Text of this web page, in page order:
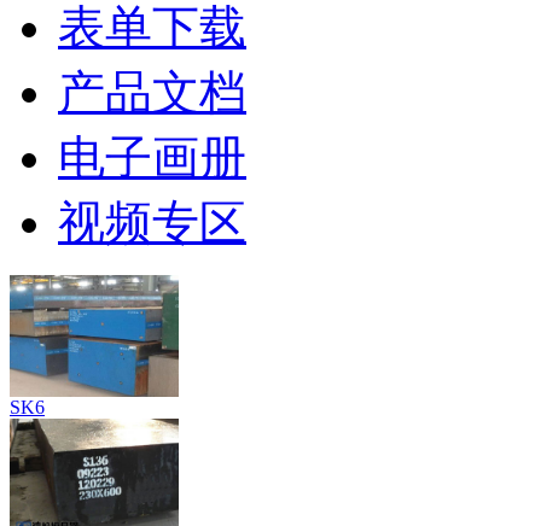
表单下载
产品文档
电子画册
视频专区
SK6